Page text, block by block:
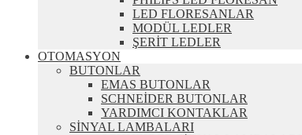
LED FLORESANLAR
MODÜL LEDLER
ŞERİT LEDLER
OTOMASYON
BUTONLAR
EMAS BUTONLAR
SCHNEİDER BUTONLAR
YARDIMCI KONTAKLAR
SİNYAL LAMBALARI